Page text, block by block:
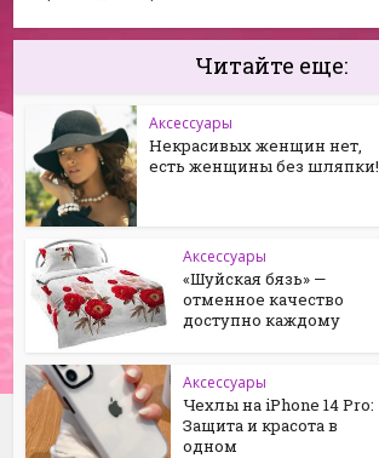
Читайте еще:
Аксессуары
Некрасивых женщин нет,
есть женщины без шляпки!
Аксессуары
«Шуйская бязь» —
отменное качество
доступно каждому
Аксессуары
Чехлы на iPhone 14 Pro:
Защита и красота в
одном